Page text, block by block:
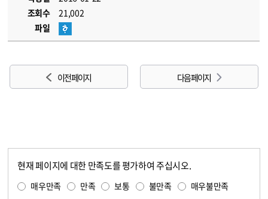
조회수
21,002
파일
이전 페이지 다음 페이지
현재 페이지에 대한 만족도를 평가하여 주십시오.
매우만족 만족 보통 불만족 매우불만족